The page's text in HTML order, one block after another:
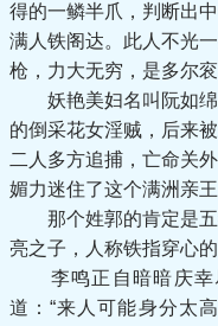
得的一鳞半爪，判断出
满人铁阁达。此人不光
枪，力大无穷，是多尔衮
妖艳美妇名叫阮如绵
的倒采花女淫贼，后来
二人多方追捕，亡命关
媚力迷住了这个满洲亲
那个姓郭的肯定是五
亮之子，人称铁指穿心的
李鸣正自暗暗庆幸
道：“来人可能身分太